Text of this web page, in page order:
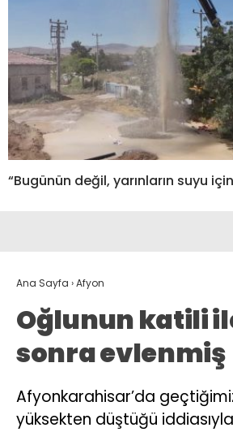
“Bugünün değil, yarınların suyu
Ana Sayfa ›Afyon
Oğlunun katili
sonra evlenmiş
Afyonkarahisar’da
yüksekten düştüğü iddiasıyla